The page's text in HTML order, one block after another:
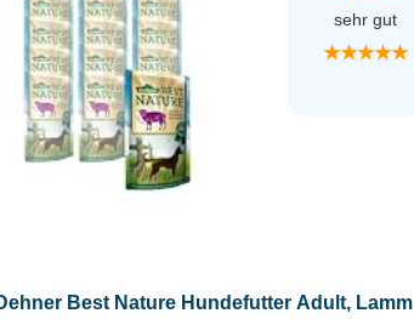
sehr gut
★★★★★
Best Nature Hundefutter Adult, Lamm